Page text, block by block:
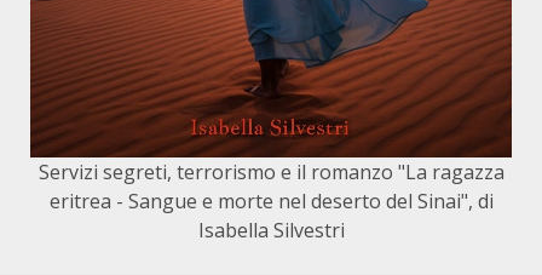
Servizi segreti, terrorismo e il romanzo "La ragazza
eritrea - Sangue e morte nel deserto del Sinai", di
Isabella Silvestri